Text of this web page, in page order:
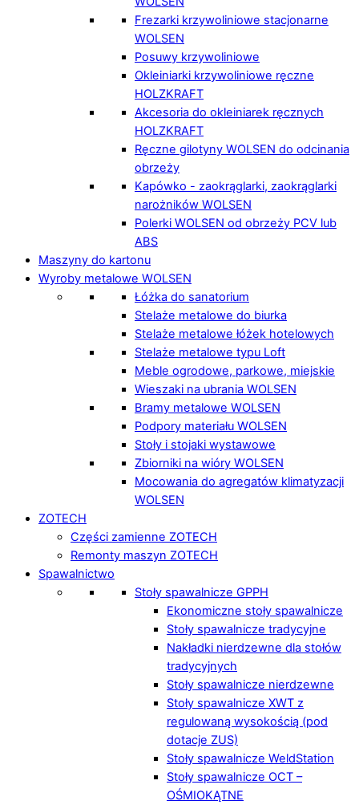
Frezarki krzywoliniowe stacjonarne
WOLSEN
Posuwy krzywoliniowe
Okleiniarki krzywoliniowe ręczne
HOLZKRAFT
Akcesoria do okleiniarek ręcznych
HOLZKRAFT
Ręczne gilotyny WOLSEN do odcinania
obrzeży
Kapówko - zaokrąglarki, zaokrąglarki
narożników WOLSEN
Polerki WOLSEN od obrzeży PCV lub
ABS
Maszyny do kartonu
Wyroby metalowe WOLSEN
Łóżka do sanatorium
Stelaże metalowe do biurka
Stelaże metalowe łóżek hotelowych
Stelaże metalowe typu Loft
Meble ogrodowe, parkowe, miejskie
Wieszaki na ubrania WOLSEN
Bramy metalowe WOLSEN
Podpory materiału WOLSEN
Stoły i stojaki wystawowe
Zbiorniki na wióry WOLSEN
Mocowania do agregatów klimatyzacji
WOLSEN
ZOTECH
Części zamienne ZOTECH
Remonty maszyn ZOTECH
Spawalnictwo
Stoły spawalnicze GPPH
Ekonomiczne stoły spawalnicze
Stoły spawalnicze tradycyjne
Nakładki nierdzewne dla stołów
tradycyjnych
Stoły spawalnicze nierdzewne
Stoły spawalnicze XWT z
regulowaną wysokością (pod
dotacje ZUS)
Stoły spawalnicze WeldStation
Stoły spawalnicze OCT –
OŚMIOKĄTNE